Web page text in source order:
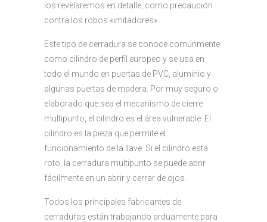
los revelaremos en detalle, como precaución
contra los robos «imitadores».
Este tipo de cerradura se conoce comúnmente
como cilindro de perfil europeo y se usa en
todo el mundo en puertas de PVC, aluminio y
algunas puertas de madera. Por muy seguro o
elaborado que sea el mecanismo de cierre
multipunto, el cilindro es el área vulnerable. El
cilindro es la pieza que permite el
funcionamiento de la llave. Si el cilindro está
roto, la cerradura multipunto se puede abrir
fácilmente en un abrir y cerrar de ojos.
Todos los principales fabricantes de
cerraduras están trabajando arduamente para